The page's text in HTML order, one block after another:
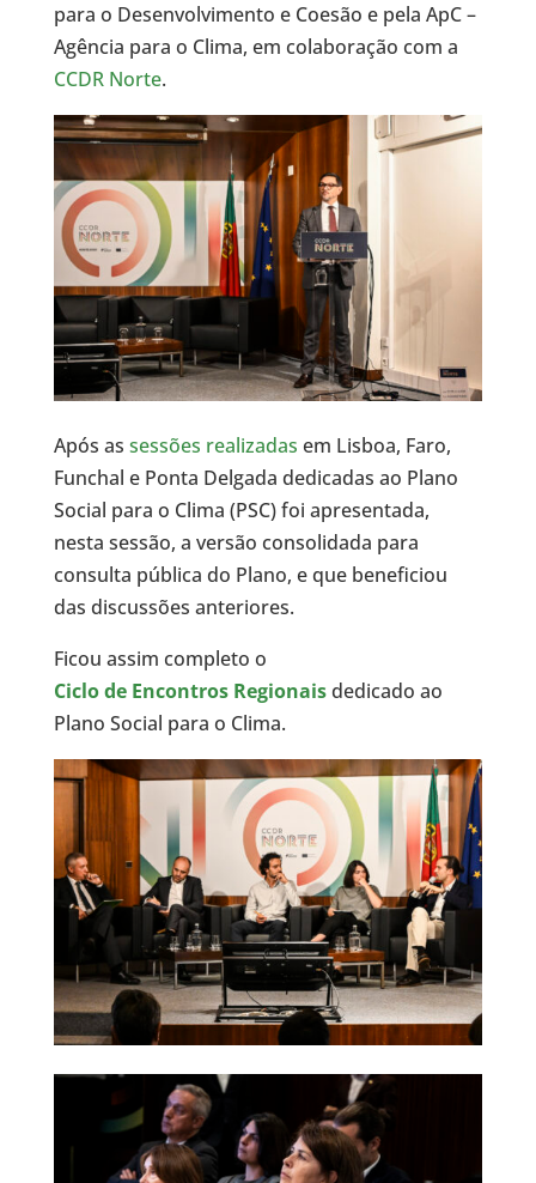
para o Desenvolvimento e Coesão e pela ApC –
Agência para o Clima, em colaboração com a
CCDR Norte.
Após as sessões realizadas em Lisboa, Faro,
Funchal e Ponta Delgada dedicadas ao Plano
Social para o Clima (PSC) foi apresentada,
nesta sessão, a versão consolidada para
consulta pública do Plano, e que beneficiou
das discussões anteriores.
Ficou assim completo o
Ciclo de Encontros Regionaisdedicado ao
Plano Social para o Clima.